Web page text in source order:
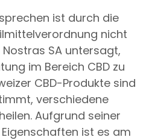
ist durch die
nicht
Nostras SA untersagt,
im Bereich CBD zu
CBD-Produkte sind
verschiedene
Aufgrund seiner
ist es am